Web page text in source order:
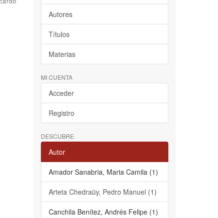
Autores
Títulos
Materias
MI CUENTA
Acceder
Registro
DESCUBRE
Autor
Amador Sanabria, Maria Camila (1)
Arteta Chedraüy, Pedro Manuel (1)
Canchila Benítez, Andrés Felipe (1)